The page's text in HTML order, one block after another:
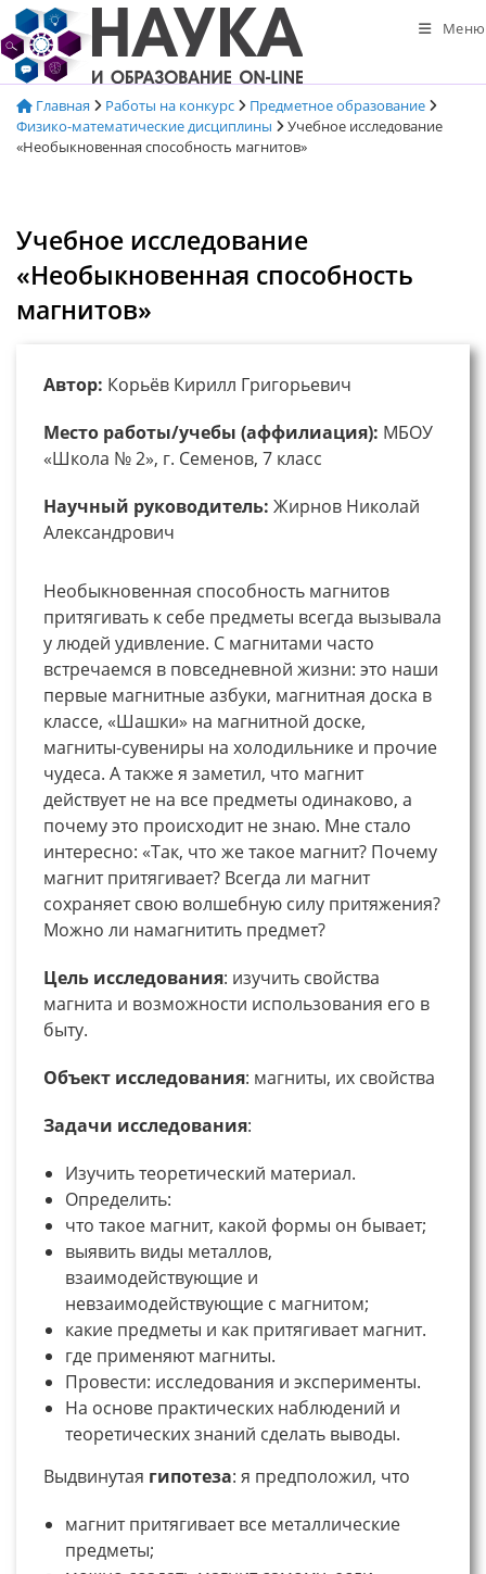
Перейти
к
содержимому
Меню
Главная Работы на конкурс
Предметное образование
Физико-математические дисциплины
Учебное исследование
«Необыкновенная способность магнитов»
Учебное исследование
«Необыкновенная способность
магнитов»
Автор: Корьёв Кирилл Григорьевич
Место работы/учебы (аффилиация): МБОУ
«Школа № 2», г. Семенов, 7 класс
Научный руководитель: Жирнов Николай
Александрович
Необыкновенная способность магнитов
притягивать к себе предметы всегда вызывала
у людей удивление. С магнитами часто
встречаемся в повседневной жизни: это наши
первые магнитные азбуки, магнитная доска в
классе, «Шашки» на магнитной доске,
магниты-сувениры на холодильнике и прочие
чудеса. А также я заметил, что магнит
действует не на все предметы одинаково, а
почему это происходит не знаю. Мне стало
интересно: «Так, что же такое магнит? Почему
магнит притягивает? Всегда ли магнит
сохраняет свою волшебную силу притяжения?
Можно ли намагнитить предмет?
Цель исследования: изучить свойства
магнита и возможности использования его в
быту.
Объект исследования: магниты, их свойства
Задачи исследования:
Изучить теоретический материал.
Определить:
что такое магнит, какой формы он бывает;
выявить виды металлов,
взаимодействующие и
невзаимодействующие с магнитом;
какие предметы и как притягивает магнит.
где применяют магниты.
Провести: исследования и эксперименты.
На основе практических наблюдений и
теоретических знаний сделать выводы.
Выдвинутая гипотеза: я предположил, что
магнит притягивает все металлические
предметы;